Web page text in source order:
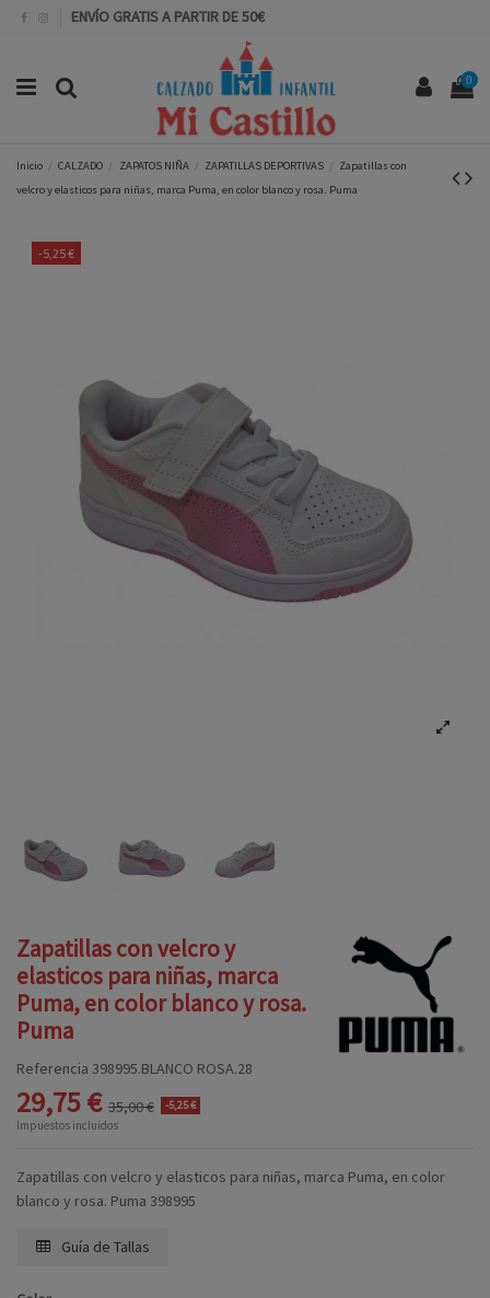
ENVÍO GRATIS A PARTIR DE 50€
0
Inicio CALZADO ZAPATOS NIÑA ZAPATILLAS DEPORTIVAS
Zapatillas con
velcro y elasticos para niñas, marca Puma, en color blanco y rosa. Puma
-5,25 €
Zapatillas con velcro y
elasticos para niñas, marca
Puma, en color blanco y rosa.
Puma
Referencia 398995.BLANCO ROSA.28
29,75 € 35,00 € -5,25 €
Impuestos incluidos
Zapatillas con velcro y elasticos para niñas, marca Puma, en color
blanco y rosa. Puma 398995
Guía de Tallas